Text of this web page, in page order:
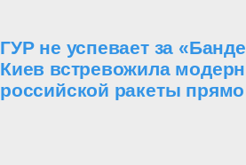
ГУР не успевает за
Киев встревожила
российской ракеты